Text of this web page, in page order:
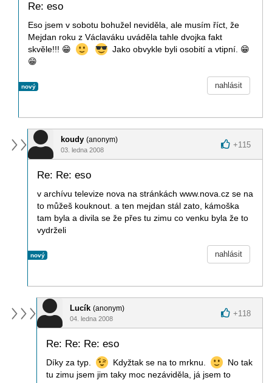
Re: eso
Eso jsem v sobotu bohužel neviděla, ale musím říct, že
Mejdan roku z Václaváku uváděla tahle dvojka fakt
skvěle!!! 😁 Jako obvykle byli osobití a vtipní. 😁
😁
nový nahlásit
koudy (anonym)
03. ledna 2008
+115
Re: Re: eso
v archívu televize nova na stránkách www.nova.cz se na
to můžeš kouknout. a ten mejdan stál zato, kámoška
tam byla a divila se že přes tu zimu co venku byla že to
vydrželi
nový nahlásit
Lucík (anonym)
04. ledna 2008
+118
Re: Re: Re: eso
Díky za typ. Kdyžtak se na to mrknu.
No tak
tu zimu jsem jim taky moc nezáviděla, já jsem to